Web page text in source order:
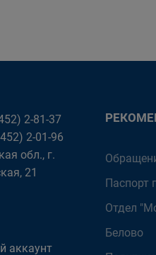
2-81-37
2-01-96
обл., г.
21
аккаунт
Паспорт
Отдел
Белово